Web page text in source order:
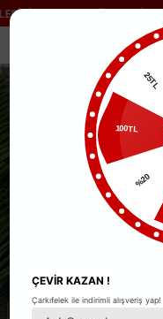
KARGO ÜCRETSİZ!
Anasayfa
%20
25TL
ÇEVİR KAZAN !
Çarkıfelek ile indirimli alışveriş yap!